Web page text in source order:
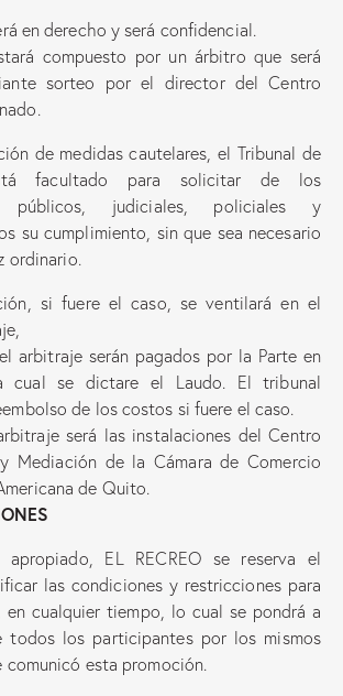
en derecho y será confidencial.
compuesto por un árbitro que será
sorteo por el director del Centro
de medidas cautelares, el Tribunal de
facultado para solicitar de los
públicos, judiciales, policiales y
su cumplimiento, sin que sea necesario
ordinario.
si fuere el caso, se ventilará en el
arbitraje serán pagados por la Parte en
cual se dictare el Laudo. El tribunal
de los costos si fuere el caso.
será las instalaciones del Centro
Mediación de la Cámara de Comercio
de Quito.
apropiado, EL RECREO se reserva el
las condiciones y restricciones para
en cualquier tiempo, lo cual se pondrá a
todos los participantes por los mismos
comunicó esta promoción.